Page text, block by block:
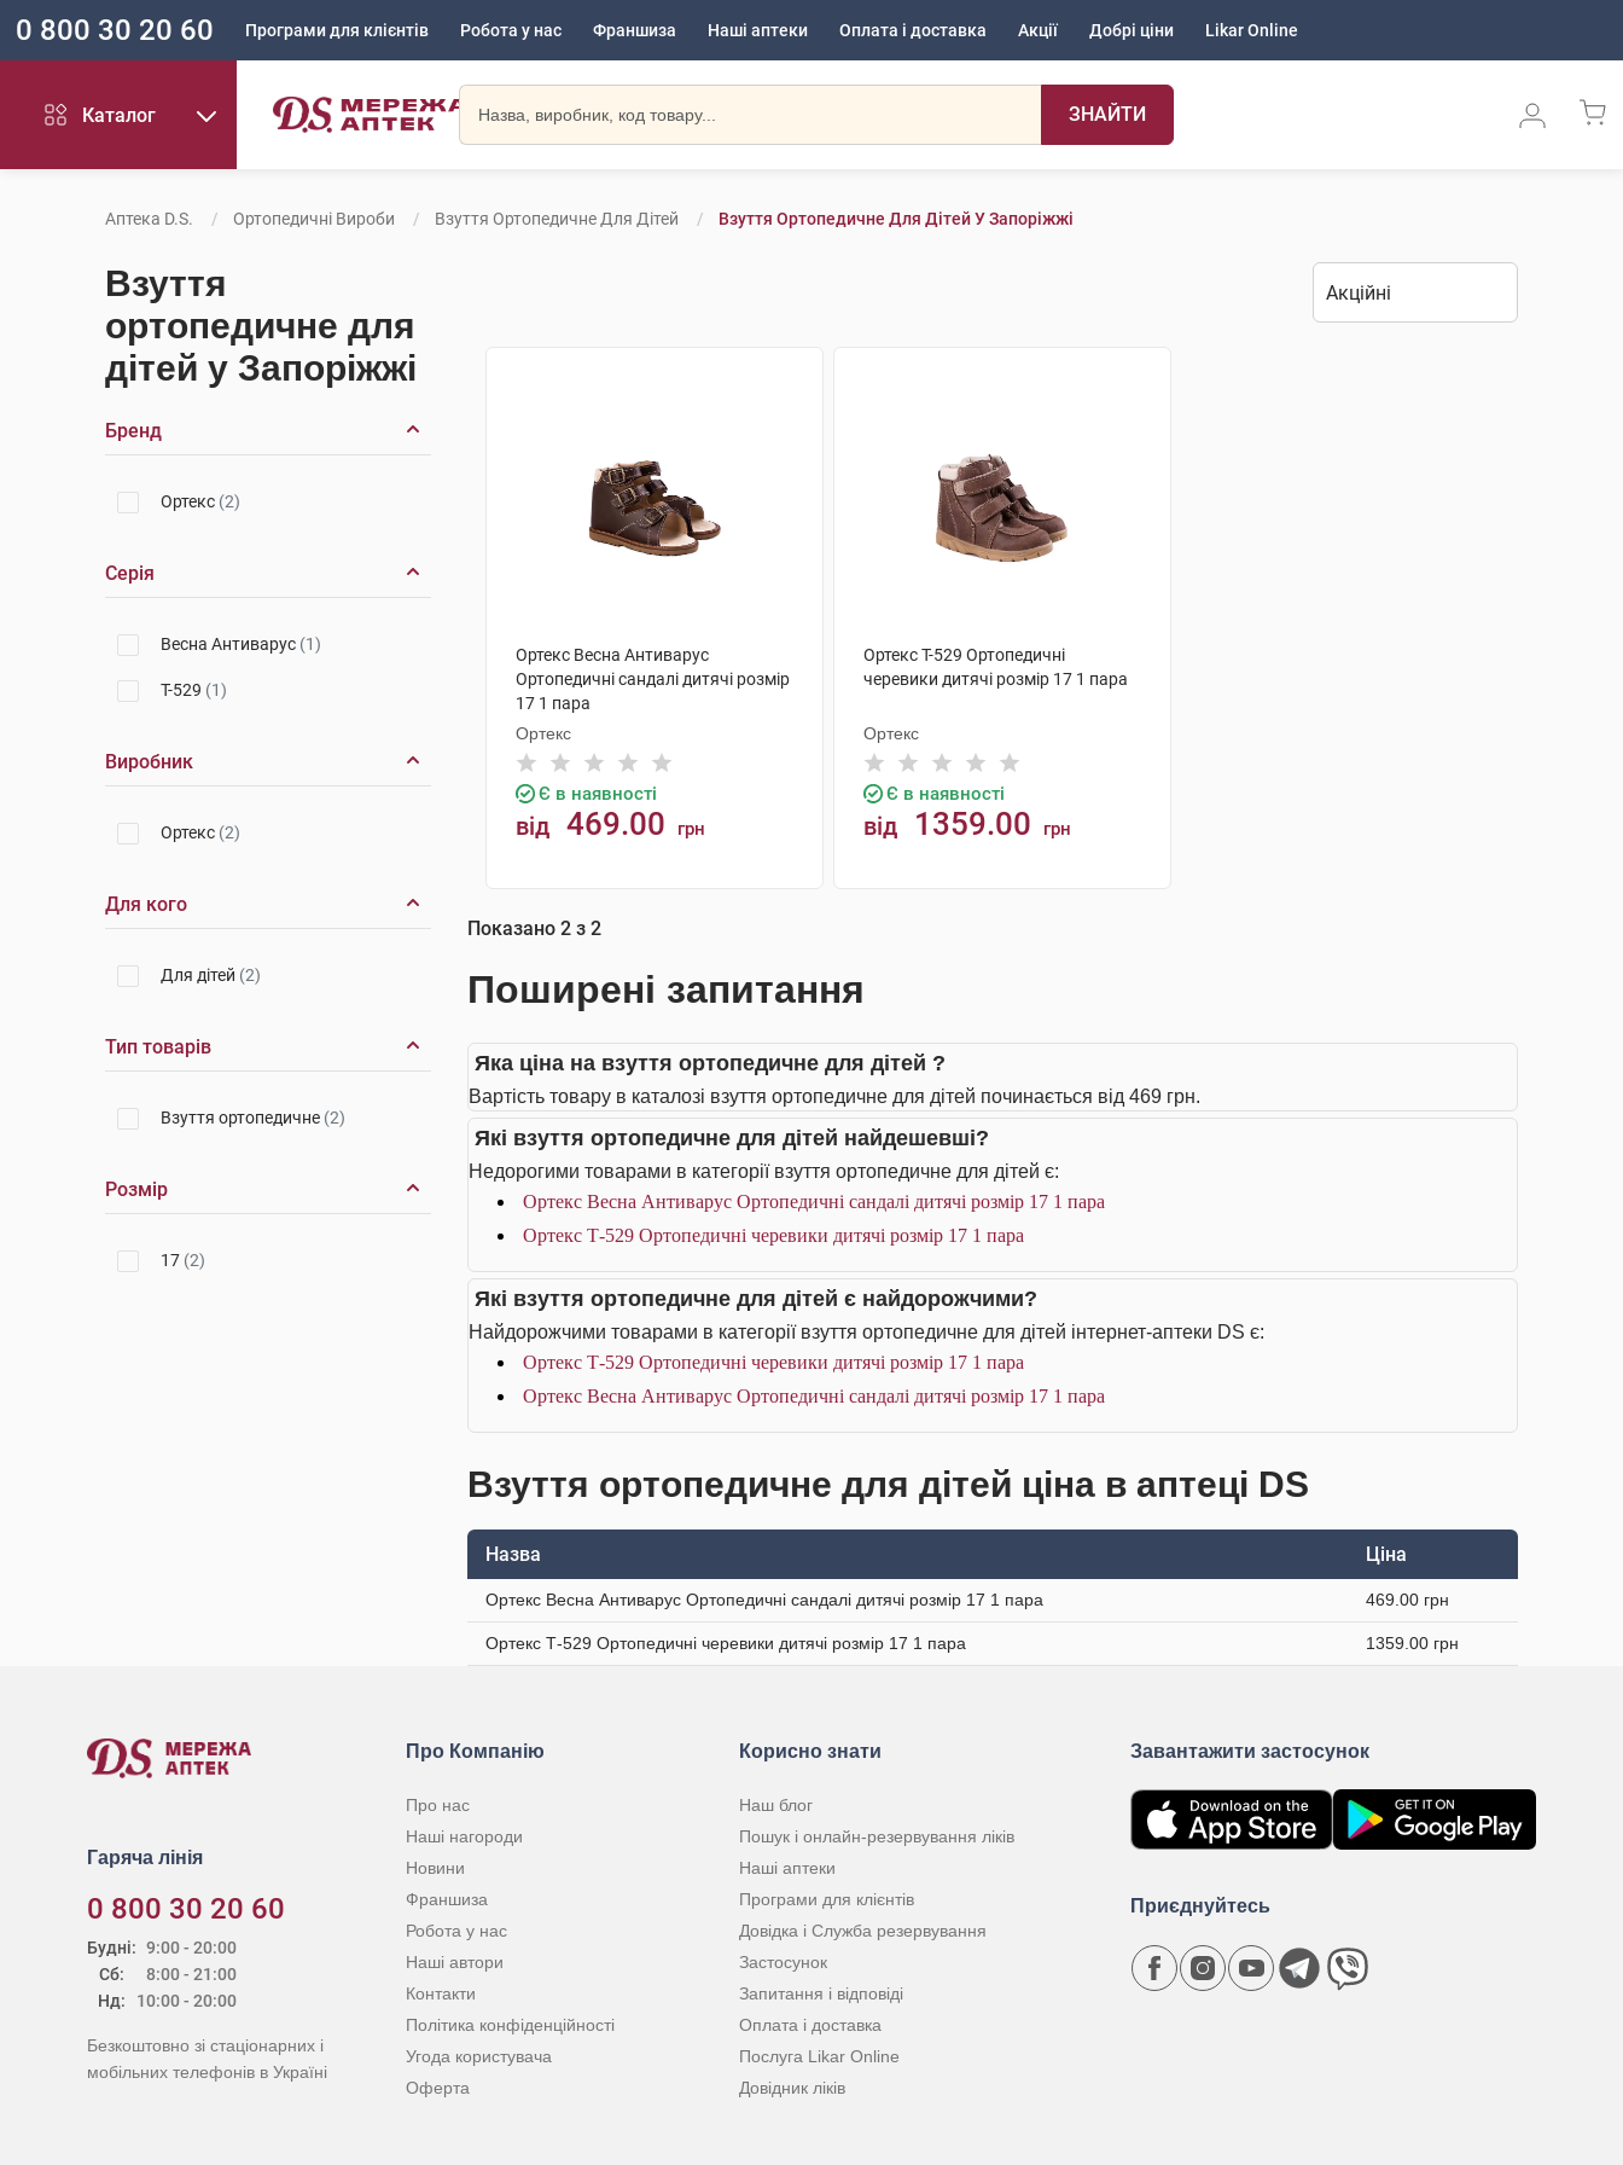
0 800 30 20 60 Програми для клієнтів Робота у нас Франшиза Наші аптеки Оплата і доставка Акції Добрі ціни Likar Online
Каталог ЗНАЙТИ
Аптека D.S. Ортопедичні Вироби Взуття Ортопедичне Для Дітей Взуття Ортопедичне Для Дітей У Запоріжжі
Взуття
ортопедичне для
дітей у Запоріжжі
Бренд
Ортекс (2)
Серія
Весна Антиварус (1)
Т-529 (1)
Виробник
Ортекс (2)
Для кого
Для дітей (2)
Тип товарів
Взуття ортопедичне (2)
Розмір
17 (2)
Ортекс Весна Антиварус
Ортопедичні сандалі дитячі розмір
17 1 пара
Ортекс
Є в наявності
від 469.00 грн
Ортекс Т-529 Ортопедичні
черевики дитячі розмір 17 1 пара
Ортекс
Є в наявності
від 1359.00 грн
Показано 2 з 2
Поширені запитання
Яка ціна на взуття ортопедичне для дітей ?
Вартість товару в каталозі взуття ортопедичне для дітей починається від 469 грн.
Які взуття ортопедичне для дітей найдешевші?
Недорогими товарами в категорії взуття ортопедичне для дітей є:
Ортекс Весна Антиварус Ортопедичні сандалі дитячі розмір 17 1 пара
Ортекс Т-529 Ортопедичні черевики дитячі розмір 17 1 пара
Які взуття ортопедичне для дітей є найдорожчими?
Найдорожчими товарами в категорії взуття ортопедичне для дітей інтернет-аптеки DS є:
Ортекс Т-529 Ортопедичні черевики дитячі розмір 17 1 пара
Ортекс Весна Антиварус Ортопедичні сандалі дитячі розмір 17 1 пара
Взуття ортопедичне для дітей ціна в аптеці DS
Назва Ціна
Ортекс Весна Антиварус Ортопедичні сандалі дитячі розмір 17 1 пара 469.00 грн
Ортекс Т-529 Ортопедичні черевики дитячі розмір 17 1 пара 1359.00 грн
Гаряча лінія
0 800 30 20 60
Будні:
Сб:
Нд:
9:00 - 20:00
8:00 - 21:00
10:00 - 20:00
Безкоштовно зі стаціонарних і
мобільних телефонів в Україні
Про Компанію
Про нас
Наші нагороди
Новини
Франшиза
Робота у нас
Наші автори
Контакти
Політика конфіденційності
Угода користувача
Оферта
Корисно знати
Наш блог
Пошук і онлайн-резервування ліків
Наші аптеки
Програми для клієнтів
Довідка і Служба резервування
Застосунок
Запитання і відповіді
Оплата і доставка
Послуга Likar Online
Довідник ліків
Завантажити застосунок
Приєднуйтесь